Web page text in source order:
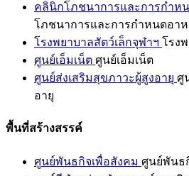
คลินิกโภชนาการและการกำห
โภชนาการและการกำหนดอาห
โรงพยาบาลสัตว์เล็กจุฬาฯ โรง
ศูนย์เอ็มเน็ต ศูนย์เอ็มเน็ต
ศูนย์ส่งเสริมสุขภาวะผู้สูงอายุ ศู
อายุ
พื้นที่สร้างสรรค์
ศูนย์พันธกิจเพื่อสังคม ศูนย์พันธ